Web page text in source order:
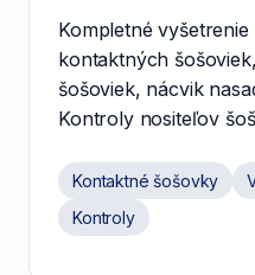
Kompletné
kontaktných
šošoviek, nácvik
Kontroly nositeľov
Kontaktné šošovky
Kontroly